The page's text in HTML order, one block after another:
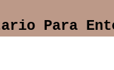
Para